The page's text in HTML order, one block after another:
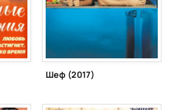
Шеф (2017)